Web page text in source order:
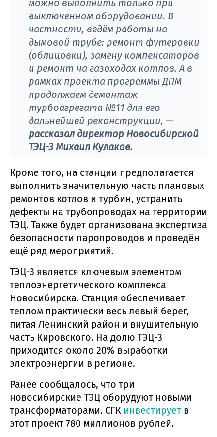
можно выполнить только при
выключенном оборудовании. В
частности, ведём работы на
дымовой трубе: ремонт футеровки
(облицовки), замену компенсаторов
и ремонт на газоходах котлов. А в
рамках проекта программы ДПМ
продолжаем демонтаж
турбоагрегата №11 для его
дальнейшей реконструкции, —
рассказал директор Новосибирской
ТЭЦ-3 Михаил Кулаков.
Кроме того, на станции предполагается
выполнить значительную часть плановых
ремонтов котлов и турбин, устранить
дефекты на трубопроводах на территории
ТЭЦ. Также будет организована экспертиза
безопасности паропроводов и проведён
ещё ряд мероприятий.
ТЭЦ-3 является ключевым элементом
теплоэнергетического комплекса
Новосибирска. Станция обеспечивает
теплом практически весь левый берег,
питая Ленинский район и внушительную
часть Кировского. На долю ТЭЦ-3
приходится около 20% выработки
электроэнергии в регионе.
Ранее сообщалось, что три
новосибирские ТЭЦ оборудуют новыми
трансформаторами. СГК инвестирует в
этот проект 780 миллионов рублей.